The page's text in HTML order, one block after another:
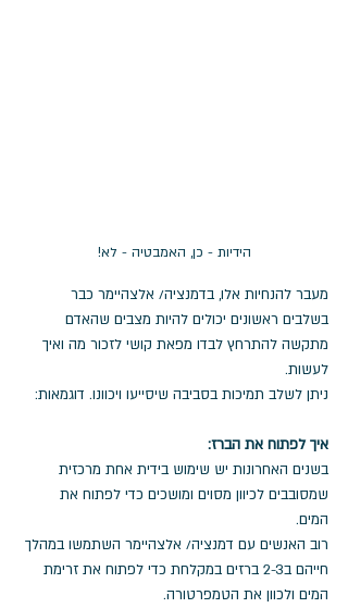
הידיות - כן, האמבטיה - לא!
מעבר להנחיות אלו, בדמנציה/ אלצהיימר כבר
בשלבים ראשונים יכולים להיות מצבים שהאדם
מתקשה להתרחץ לבדו מפאת קושי לזכור מה ואיך
לעשות.
ניתן לשלב תמיכות בסביבה שיסייעו ויכוונו. דוגמאות:
איך לפתוח את הברז:
בשנים האחרונות יש שימוש בידית אחת מרכזית
שמסובבים לכיוון מסוים ומושכים כדי לפתוח את
המים.
רוב האנשים עם דמנציה/ אלצהיימר השתמשו במהלך
חייהם ב2-3 ברזים במקלחת כדי לפתוח את זרימת
המים ולכוון את הטמפרטורה.